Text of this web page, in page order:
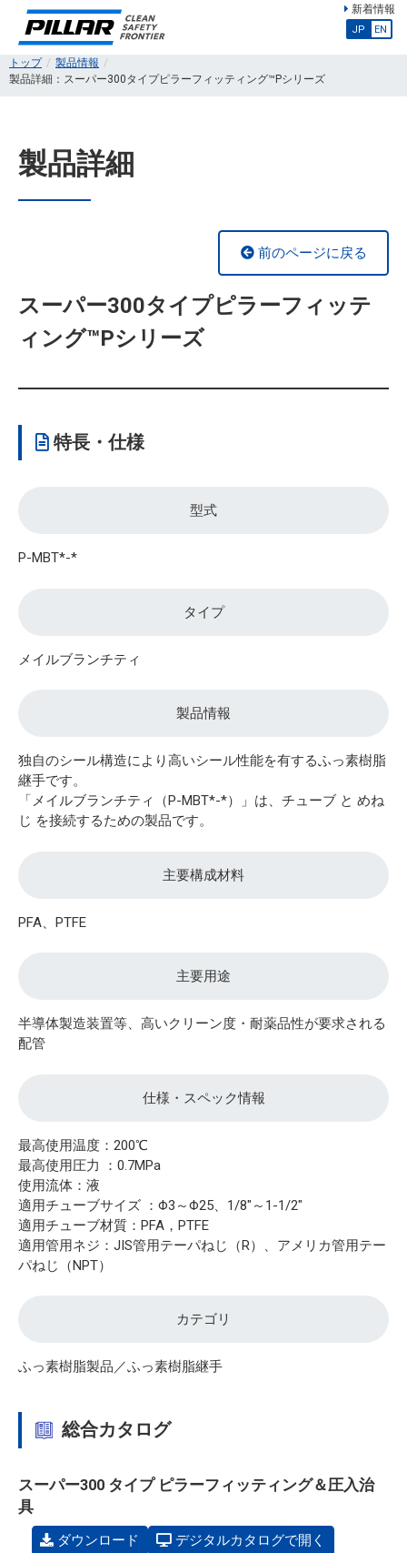
新着情報
JP EN
トップ
製品情報
製品詳細：スーパー300タイプピラーフィッティング™Pシリーズ
製品詳細
前のページに戻る
スーパー300タイプピラーフィッテ
ィング™Pシリーズ
特長・仕様
型式
P-MBT*-*
タイプ
メイルブランチティ
製品情報
独自のシール構造により高いシール性能を有するふっ素樹脂
継手です。
「メイルブランチティ（P-MBT*-*）」は、チューブ と めね
じ を接続するための製品です。
主要構成材料
PFA、PTFE
主要用途
半導体製造装置等、高いクリーン度・耐薬品性が要求される
配管
仕様・スペック情報
最高使用温度：200℃
最高使用圧力 ：0.7MPa
使用流体：液
適用チューブサイズ ：Φ3～Φ25、1/8"～1-1/2"
適用チューブ材質：PFA，PTFE
適用管用ネジ：JIS管用テーパねじ（R）、アメリカ管用テー
パねじ（NPT）
カテゴリ
ふっ素樹脂製品／ふっ素樹脂継手
総合カタログ
スーパー300 タイプ ピラーフィッティング＆圧入治
具
ダウンロード デジタルカタログで開く